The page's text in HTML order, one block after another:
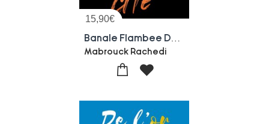
15,90€
Mabrouck Rachedi